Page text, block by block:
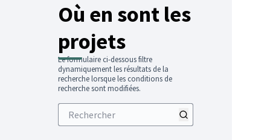
Où en sont les
projets
Le formulaire ci-dessous filtre
dynamiquement les résultats de la
recherche lorsque les conditions de
recherche sont modifiées.